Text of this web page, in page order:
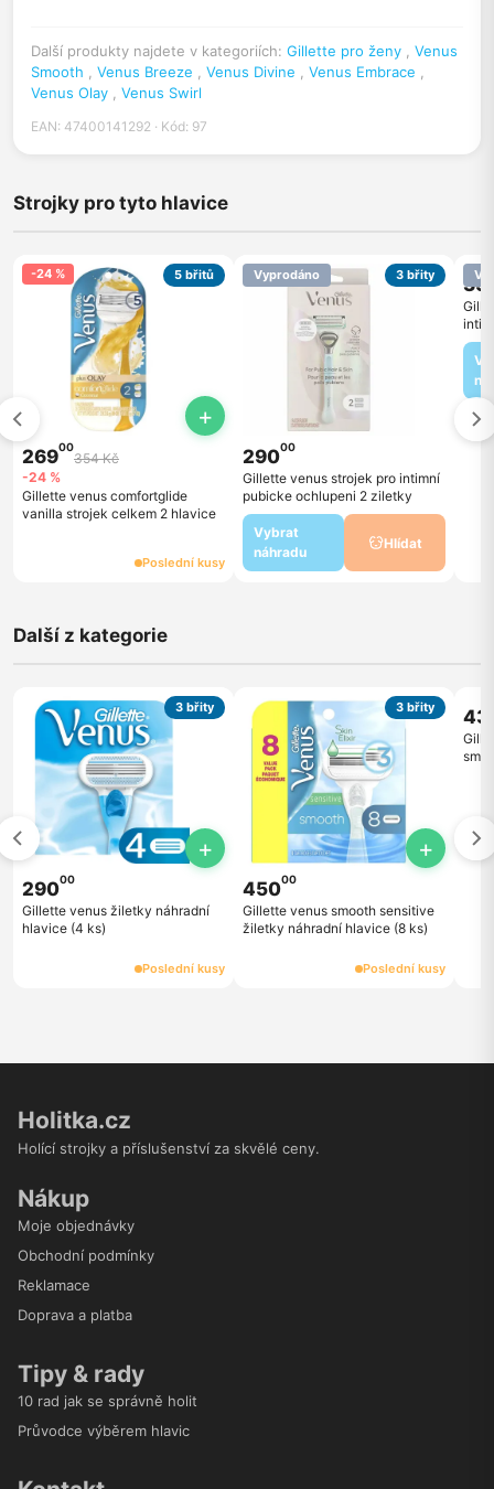
Další produkty najdete v kategoriích: Gillette pro ženy
Venus
Smooth
Venus Breeze Venus Divine Venus Embrace
Venus Olay
Venus Swirl
EAN: 47400141292 · Kód: 97
Strojky pro tyto hlavice
-24 % 5 břitů
+
26900
354 Kč
-24 %
Gillette venus comfortglide
vanilla strojek celkem 2 hlavice
Poslední kusy
Vyprodáno 3 břity
29000
Gillette venus strojek pro intimní
pubicke ochlupeni 2 ziletky
Vybrat
náhradu
Hlídat
Další z kategorie
3 břity
+
29000
Gillette venus žiletky náhradní
hlavice (4 ks)
Poslední kusy
3 břity
+
45000
Gillette venus smooth sensitive
žiletky náhradní hlavice (8 ks)
Poslední kusy
Holitka.cz
Holící strojky a příslušenství za skvělé ceny.
Nákup
Moje objednávky
Obchodní podmínky
Reklamace
Doprava a platba
Tipy & rady
10 rad jak se správně holit
Průvodce výběrem hlavic